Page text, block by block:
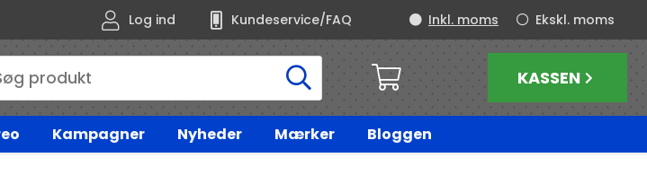
Log ind Kundeservice/FAQ Ekskl. moms
Inkl. moms
KASSEN
Kampagner Nyheder Mærker Bloggen